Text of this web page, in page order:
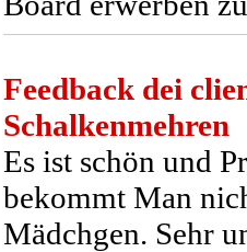
Feedback dei
Schalkenmehren
Es ist schön und
bekommt Man
Mädchgen. Sehr